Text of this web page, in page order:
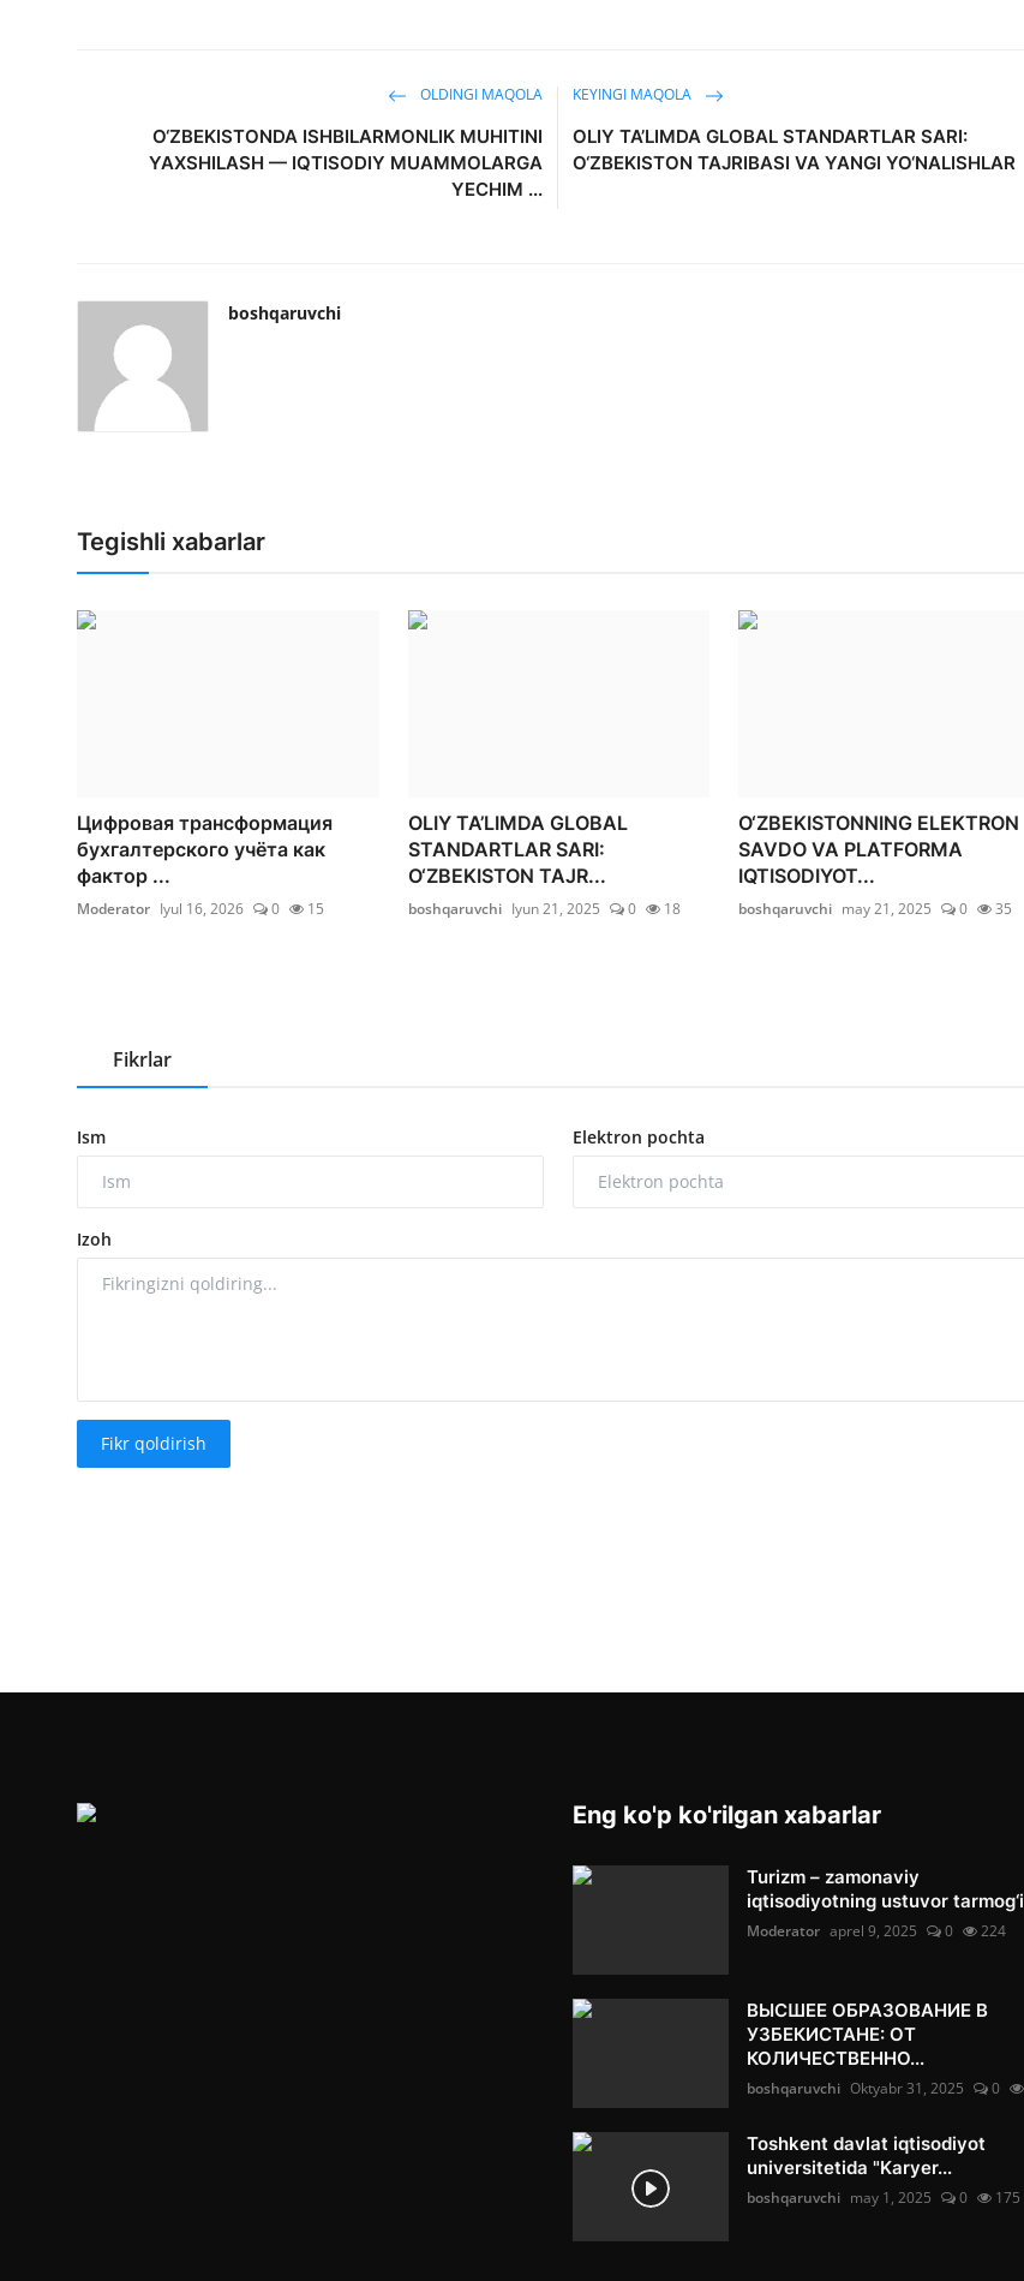
OLDINGI MAQOLA
O‘ZBEKISTONDA ISHBILARMONLIK MUHITINI
YAXSHILASH — IQTISODIY MUAMMOLARGA
YECHIM ...
KEYINGI MAQOLA
OLIY TA’LIMDA GLOBAL STANDARTLAR SARI:
O‘ZBEKISTON TAJRIBASI VA YANGI YO‘NALISHLAR
boshqaruvchi
Tegishli xabarlar
Цифровая трансформация
бухгалтерского учёта как
фактор ...
Moderator Iyul 16, 2026 0 15
OLIY TA’LIMDA GLOBAL
STANDARTLAR SARI:
O‘ZBEKISTON TAJR...
boshqaruvchi Iyun 21, 2025 0 18
O‘ZBEKISTONNING ELEKTRON
SAVDO VA PLATFORMA
IQTISODIYOT...
boshqaruvchi may 21, 2025 0 35
Fikrlar
Ism Elektron pochta
Izoh
Fikr qoldirish
Eng ko'p ko'rilgan xabarlar
Turizm – zamonaviy
iqtisodiyotning ustuvor tarmog‘i
Moderator aprel 9, 2025 0 224
ВЫСШЕЕ ОБРАЗОВАНИЕ В
УЗБЕКИСТАНЕ: ОТ
КОЛИЧЕСТВЕННО...
boshqaruvchi Oktyabr 31, 2025 0
Toshkent davlat iqtisodiyot
universitetida "Karyer...
boshqaruvchi may 1, 2025 0 175